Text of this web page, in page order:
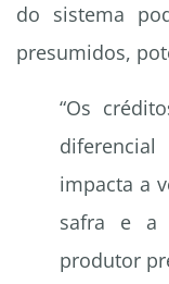
do sistema
presumidos,
“Os
impacta a
safra e a
produtor